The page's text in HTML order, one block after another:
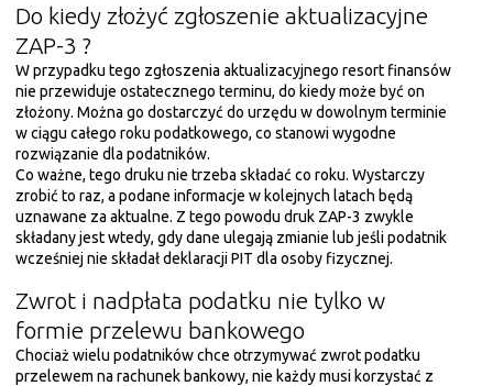
Do kiedy złożyć zgłoszenie aktualizacyjne
ZAP-3 ?
W przypadku tego zgłoszenia aktualizacyjnego resort finansów
nie przewiduje ostatecznego terminu, do kiedy może być on
złożony. Można go dostarczyć do urzędu w dowolnym terminie
w ciągu całego roku podatkowego, co stanowi wygodne
rozwiązanie dla podatników.
Co ważne, tego druku nie trzeba składać co roku. Wystarczy
zrobić to raz, a podane informacje w kolejnych latach będą
uznawane za aktualne. Z tego powodu druk ZAP-3 zwykle
składany jest wtedy, gdy dane ulegają zmianie lub jeśli podatnik
wcześniej nie składał deklaracji PIT dla osoby fizycznej.
Zwrot i nadpłata podatku nie tylko w
formie przelewu bankowego
Chociaż wielu podatników chce otrzymywać zwrot podatku
przelewem na rachunek bankowy, nie każdy musi korzystać z